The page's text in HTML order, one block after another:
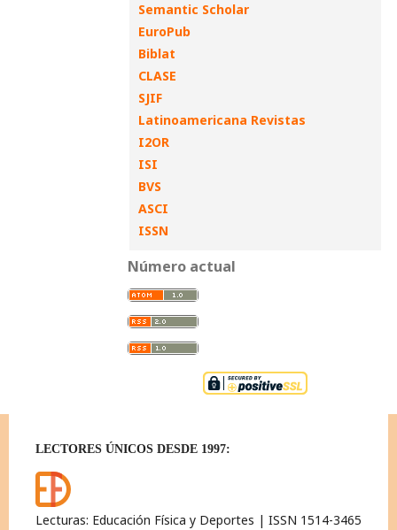
Semantic Scholar
EuroPub
Biblat
CLASE
SJIF
Latinoamericana Revistas
I2OR
ISI
BVS
ASCI
ISSN
Número actual
LECTORES ÚNICOS DESDE 1997:
Lecturas: Educación Física y Deportes | ISSN 1514-3465